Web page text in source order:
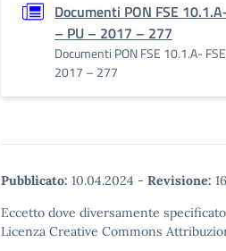
Documenti PON FSE
– PU – 2017 – 277
Documenti PON FSE 10.1.A-
2017 – 277
Pubblicato: 10.04.2024 - Revisione:
Eccetto dove diversamente
Licenza Creative Commons